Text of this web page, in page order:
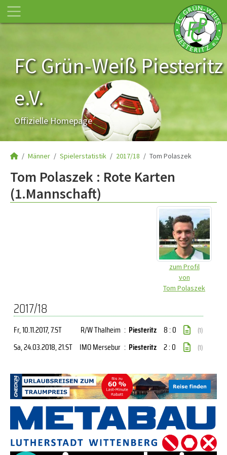
FC Grün-Weiß Piesteritz
e.V.
Offizielle Homepage
Männer Spielerstatistik 2017/18 Tom Polaszek
Tom Polaszek : Rote Karten
(1.Mannschaft)
zum Profil
von
Tom Polaszek
2017/18
Fr, 10.11.2017, 7.ST R/W Thalheim : Piesteritz 8 : 0 (1)
Sa, 24.03.2018, 21.ST IMO Mersebur : Piesteritz 2 : 0 (1)